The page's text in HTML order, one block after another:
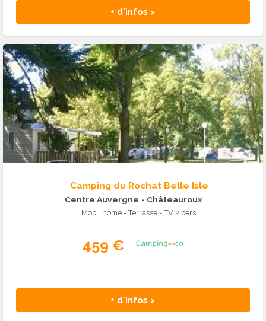
+ d'infos >
Camping du Rochat Belle Isle
Centre Auvergne - Châteauroux
Mobil home - Terrasse - TV 2 pers.
459 €
+ d'infos >